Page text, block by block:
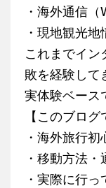
・海外通信（
・現地観光地
これまでイ
敗を経験して
実体験ベース
【このブログ
・海外旅行
・移動方法
・実際に行